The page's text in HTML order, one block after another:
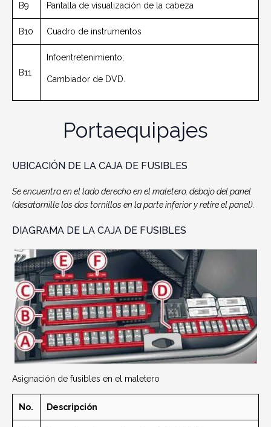
B9 Pantalla de visualización de la cabeza
B10 Cuadro de instrumentos
B11
Infoentretenimiento;
Cambiador de DVD.
Portaequipajes
UBICACIÓN DE LA CAJA DE FUSIBLES
Se encuentra en el lado derecho en el maletero, debajo del panel
(desatornille los dos tornillos en la parte inferior y retire el panel).
DIAGRAMA DE LA CAJA DE FUSIBLES
Asignación de fusibles en el maletero
No. Descripción